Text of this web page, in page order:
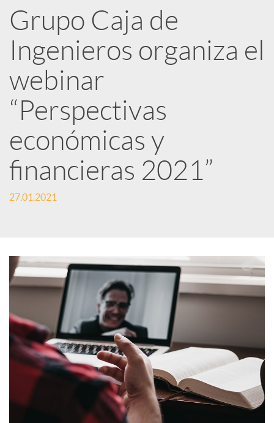
R
e
d
e
s
o
c
i
a
l
Grupo Caja de
Ingenieros organiza el
webinar
“Perspectivas
económicas y
financieras 2021”
27.01.2021